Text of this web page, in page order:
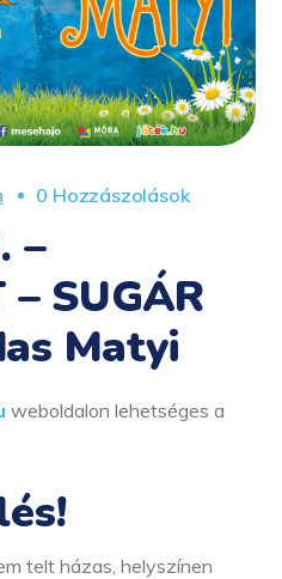
0 Hozzászolások
–
– SUGÁR
Matyi
weboldalon lehetséges a
telt házas, helyszínen